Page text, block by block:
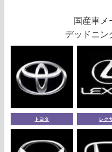
国産車メ
デッドニン
トヨタ レク